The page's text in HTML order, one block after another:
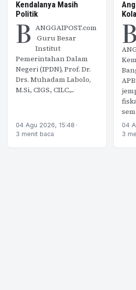
Kendalanya Masih
Politik
B ANGGAIPOST.com
Guru Besar
Institut
Pemerintahan Dalam
Negeri (IPDN), Prof. Dr.
Drs. Muhadam Labolo,
M.Si., CIGS., CILC.,...
04 Agu 2026, 15:48 •
3 menit baca
B
04
3